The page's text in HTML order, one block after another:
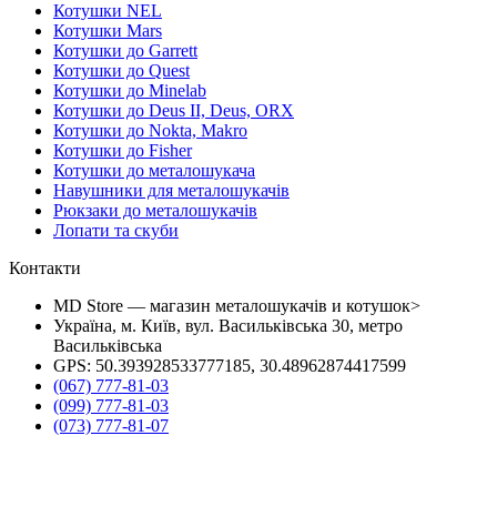
Котушки NEL
Котушки Mars
Котушки до Garrett
Котушки до Quest
Котушки до Minelab
Котушки до Deus II, Deus, ORX
Котушки до Nokta, Makro
Котушки до Fisher
Котушки до металошукача
Навушники для металошукачів
Рюкзаки до металошукачів
Лопати та скуби
Контакти
MD Store — магазин металошукачів и котушок>
Україна, м. Київ, вул. Васильківська 30, метро
Васильківська
GPS: 50.393928533777185, 30.48962874417599
(067) 777-81-03
(099) 777-81-03
(073) 777-81-07